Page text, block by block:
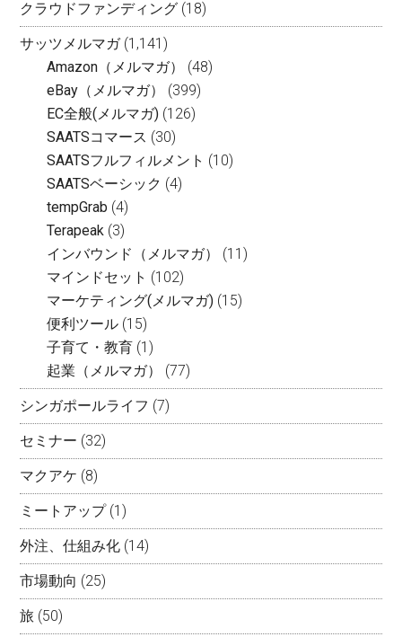
クラウドファンディング (18)
サッツメルマガ(1,141)
Amazon（メルマガ）
(48)
eBay（メルマガ）
(399)
EC全般(メルマガ) (126)
SAATSコマース (30)
SAATSフルフィルメント (10)
SAATSベーシック (4)
tempGrab (4)
Terapeak (3)
インバウンド（メルマガ）
(11)
マインドセット (102)
マーケティング(メルマガ) (15)
便利ツール (15)
子育て・教育 (1)
起業（メルマガ）
(77)
シンガポールライフ (7)
セミナー (32)
マクアケ (8)
ミートアップ(1)
外注、仕組み化 (14)
市場動向 (25)
旅 (50)